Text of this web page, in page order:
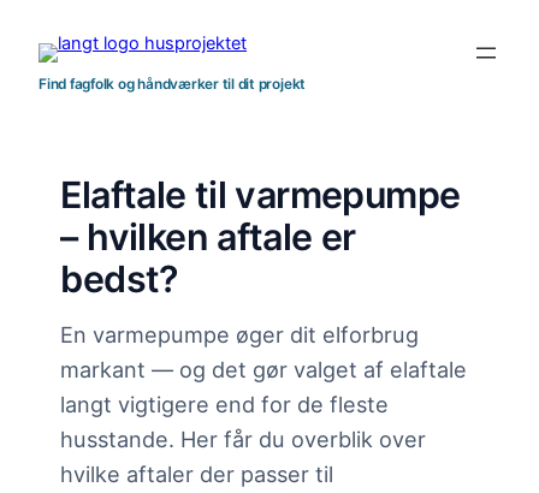
indhold
Find fagfolk og håndværker til dit projekt
Elaftale til varmepumpe
– hvilken aftale er
bedst?
En varmepumpe øger dit elforbrug
markant — og det gør valget af elaftale
langt vigtigere end for de fleste
husstande. Her får du overblik over
hvilke aftaler der passer til